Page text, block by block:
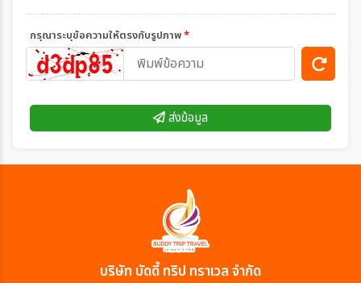
กรุณาระบุข้อความให้ตรงกับรูปภาพ*
ส่งข้อมูล
บริษัท บัดดี้ ทริป ทราเวล จำกัด